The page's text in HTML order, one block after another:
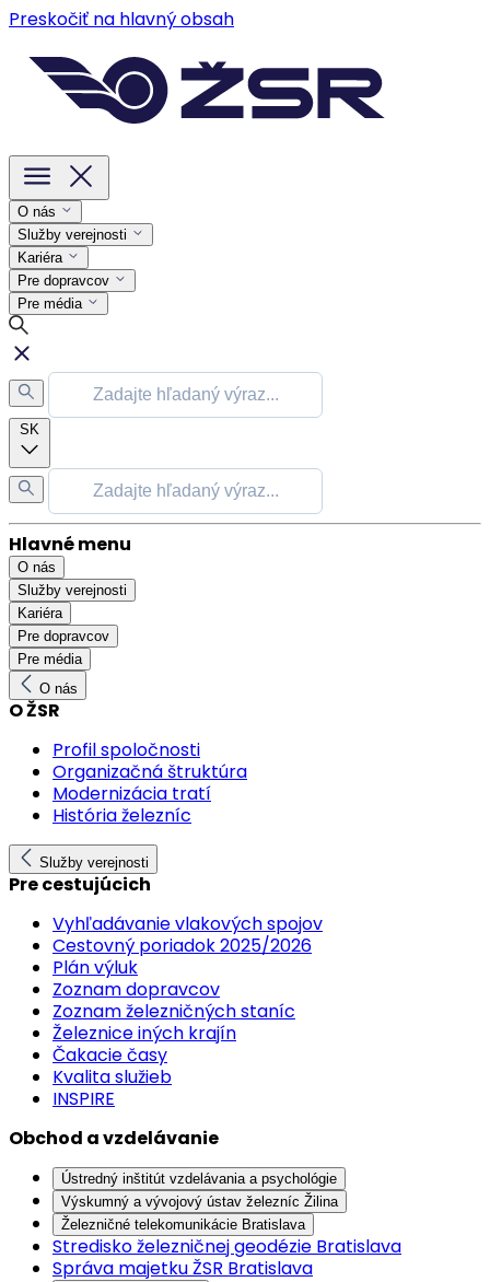
Preskočiť na hlavný obsah
O nás
Služby verejnosti
Kariéra
Pre dopravcov
Pre média
SK
Hlavné menu
O nás
Služby verejnosti
Kariéra
Pre dopravcov
Pre média
O nás
O ŽSR
Profil spoločnosti
Organizačná štruktúra
Modernizácia tratí
História železníc
Služby verejnosti
Pre cestujúcich
Vyhľadávanie vlakových spojov
Cestovný poriadok 2025/2026
Plán výluk
Zoznam dopravcov
Zoznam železničných staníc
Železnice iných krajín
Čakacie časy
Kvalita služieb
INSPIRE
Obchod a vzdelávanie
Ústredný inštitút vzdelávania a psychológie
Výskumný a vývojový ústav železníc Žilina
Železničné telekomunikácie Bratislava
Stredisko železničnej geodézie Bratislava
Správa majetku ŽSR Bratislava